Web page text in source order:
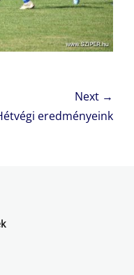
Next →
eredményeink